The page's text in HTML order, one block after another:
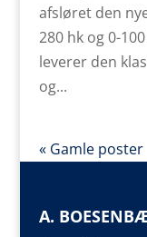
afsløret den
280 hk og 0-
leverer den
og...
« Gamle poster
A.